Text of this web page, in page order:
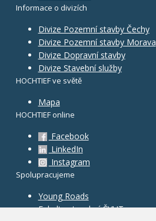
Informace o divizích
Divize Pozemní stavby Čechy
Divize Pozemní stavby Morava
Divize Dopravní stavby
Divize Stavební služby
HOCHTIEF ve světě
Mapa
HOCHTIEF online
Facebook
LinkedIn
Instagram
Spolupracujeme
Young Roads
Fakulta stavební ČVUT